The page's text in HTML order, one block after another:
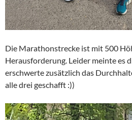
Die Marathonstrecke ist mit 500
Herausforderung. Leider meinte es
erschwerte zusätzlich das
alle drei geschafft :))